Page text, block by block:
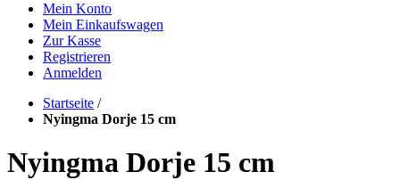
Mein Konto
Mein Einkaufswagen
Zur Kasse
Registrieren
Anmelden
Startseite /
Nyingma Dorje 15 cm
Nyingma Dorje 15 cm